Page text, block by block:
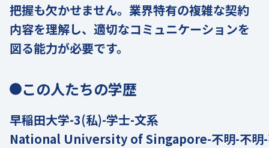
把握も欠かせません。業界特有の複雑な契約
内容を理解し、適切なコミュニケーションを
図る能力が必要です。
この人たちの学歴
早稲田大学-3(私)-学士-文系
National University of Singapore-不明-不明-